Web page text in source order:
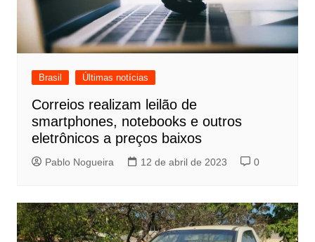
Brasil Últimas notícias
Correios realizam leilão de
smartphones, notebooks e outros
eletrônicos a preços baixos
Pablo Nogueira 12 de abril de 2023 0